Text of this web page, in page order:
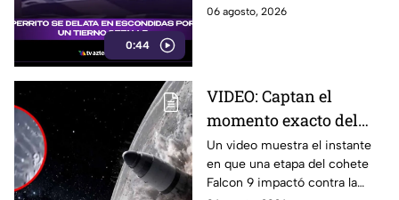
0:44
delataron. El tierno video
06 agosto, 2026
VIDEO: Captan el
momento exacto del
impacto de cohete
contra la Luna; así
reaccionó
Un video muestra el instante
en que una etapa del cohete
Falcon 9 impactó contra la